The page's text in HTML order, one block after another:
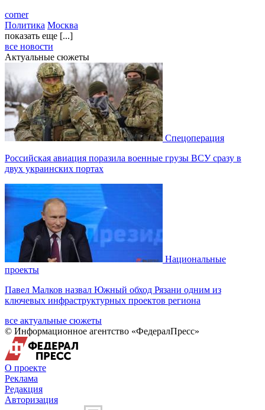
corner
Политика Москва
показать еще [...]
все новости
Актуальные сюжеты
Спецоперация
Российская авиация поразила военные грузы ВСУ сразу в
двух украинских портах
Национальные
проекты
Павел Малков назвал Южный обход Рязани одним из
ключевых инфраструктурных проектов региона
все актуальные сюжеты
© Информационное агентство «ФедералПресс»
О проекте
Реклама
Редакция
Авторизация